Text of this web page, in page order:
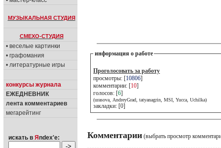
МУЗЫКАЛЬНАЯ СТУДИЯ
СМЕХО-СТУДИЯ
• веселые картинки
• графомания
• литературные игры
конкурсы журнала
ЕЖЕДНЕВНИК
лента комментариев
мегарейтинг
искать в Я ndex'е:
информация о работе
Проголосовать за работу
просмотры: [10806]
комментарии: [10]
голосов: [6]
(urasova, AndreyGrad, tatyanagrin, MSI, Yucca, Uchilka)
закладки: [0]
Комментарии (выбрать просмотр